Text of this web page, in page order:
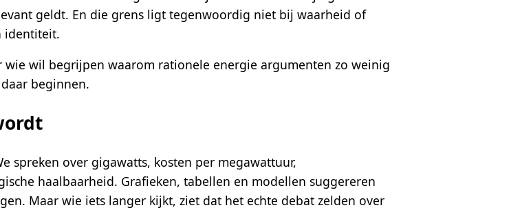
geldt. En die grens ligt tegenwoordig niet bij waarheid of
identiteit.
wie wil begrijpen waarom rationele energie argumenten zo weinig
beginnen.
spreken over gigawatts, kosten per megawattuur,
haalbaarheid. Grafieken, tabellen en modellen suggereren
Maar wie iets langer kijkt, ziet dat het echte debat zelden over